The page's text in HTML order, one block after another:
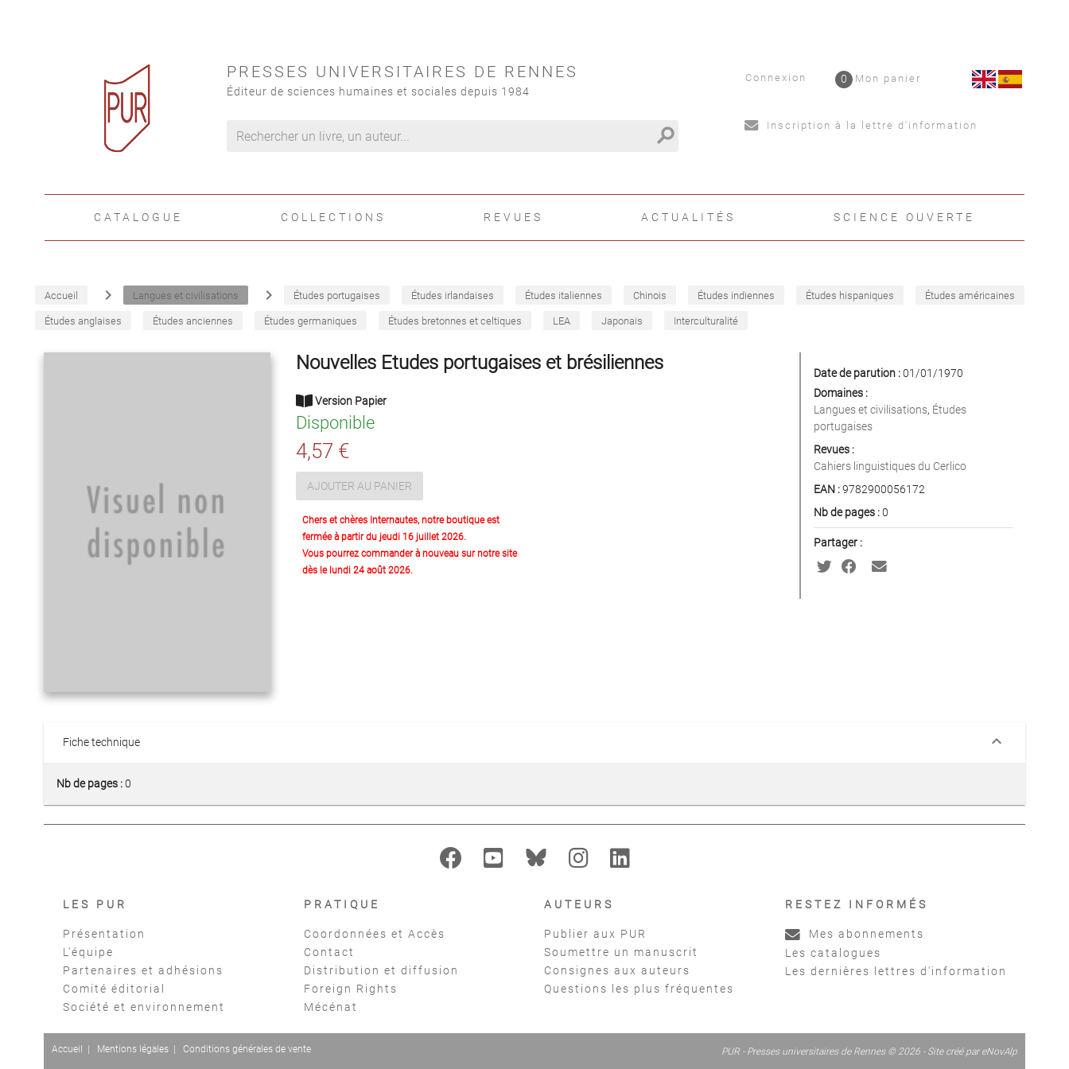
PRESSES UNIVERSITAIRES DE RENNES
Éditeur de sciences humaines et sociales depuis 1984
search
Connexion Mon panier
0
Inscription à la lettre d'information
CATALOGUE COLLECTIONS REVUES ACTUALITÉS SCIENCE OUVERTE
Accueil navigate_next Langues et civilisations navigate_next Études portugaises Études irlandaises Études italiennes Chinois Études indiennes Études hispaniques Études américaines
Études anglaises Études anciennes Études germaniques Études bretonnes et celtiques LEA Japonais Interculturalité
Nouvelles Etudes portugaises et brésiliennes
Version Papier
Disponible
4,57 €
AJOUTER AU PANIER
Chers et chères Internautes, notre boutique est
fermée à partir du jeudi 16 juillet 2026.
Vous pourrez commander à nouveau sur notre site
dès le lundi 24 août 2026.
Date de parution :01/01/1970
Domaines :
Langues et civilisations, Études
portugaises
Revues :
Cahiers linguistiques du Cerlico
EAN :9782900056172
Nb de pages :0
Partager :
Fiche technique keyboard_arrow_down
Nb de pages :0
LES PUR
Présentation
L'équipe
Partenaires et adhésions
Comité éditorial
Société et environnement
PRATIQUE
Coordonnées et Accès
Contact
Distribution et diffusion
Foreign Rights
Mécénat
AUTEURS
Publier aux PUR
Soumettre un manuscrit
Consignes aux auteurs
Questions les plus fréquentes
RESTEZ INFORMÉS
Mes abonnements
Les catalogues
Les dernières lettres d'information
Accueil Mentions légales Conditions générales de vente PUR - Presses universitaires de Rennes © 2026 - Site créé par eNovAlp